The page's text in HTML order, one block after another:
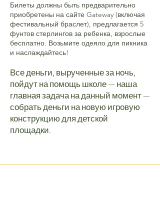
Билеты должны быть предварительно
приобретены на сайте Gateway (включая
фестивальный браслет), предлагается 5
фунтов стерлингов за ребенка, взрослые
бесплатно. Возьмите одеяло для пикника
и наслаждайтесь!
Все деньги, вырученные за ночь,
пойдут на помощь школе — наша
главная задача на данный момент —
собрать деньги на новую игровую
конструкцию для детской
площадки.